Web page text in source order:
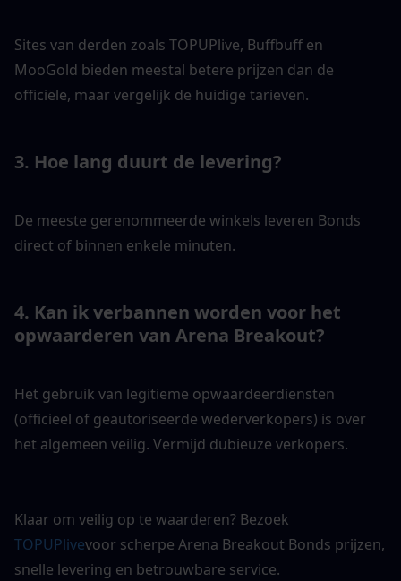
Sites van derden zoals TOPUPlive, Buffbuff en
MooGold bieden meestal betere prijzen dan de
officiële, maar vergelijk de huidige tarieven.
3. Hoe lang duurt de levering?
De meeste gerenommeerde winkels leveren Bonds
direct of binnen enkele minuten.
4. Kan ik verbannen worden voor het
opwaarderen van Arena Breakout?
Het gebruik van legitieme opwaardeerdiensten
(officieel of geautoriseerde wederverkopers) is over
het algemeen veilig. Vermijd dubieuze verkopers.
TOPUPlivevoor scherpe Arena Breakout Bonds prijzen,
snelle levering en betrouwbare service.